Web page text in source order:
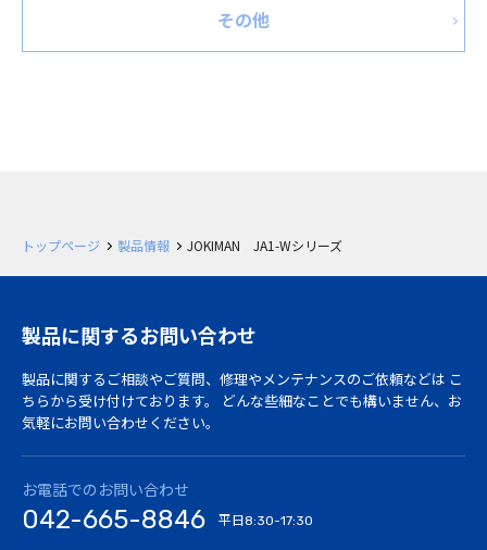
その他
トップページ 製品情報 JOKIMAN JA1-Wシリーズ
製品に関するお問い合わせ
製品に関するご相談やご質問、修理やメンテナンスのご依頼などは こ
ちらから受け付けております。
どんな些細なことでも構いません、お
気軽にお問い合わせください。
お電話でのお問い合わせ
042-665-8846 平日8:30-17:30